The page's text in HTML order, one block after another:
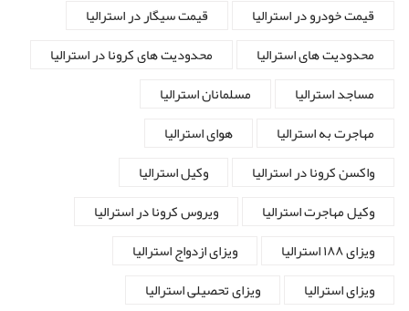
قیمت خودرو در استرالیا
قیمت سیگار در استرالیا
محدودیت های استرالیا
محدودیت های کرونا در استرالیا
مساجد استرالیا
مسلمانان استرالیا
مهاجرت به استرالیا
هوای استرالیا
واکسن کرونا در استرالیا
وکیل استرالیا
وکیل مهاجرت استرالیا
ویروس کرونا در استرالیا
ویزای ۱۸۸ استرالیا
ویزای ازدواج استرالیا
ویزای استرالیا
ویزای تحصیلی استرالیا